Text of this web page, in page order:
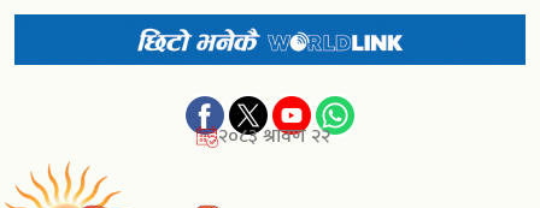
२०८३ श्रावण २२